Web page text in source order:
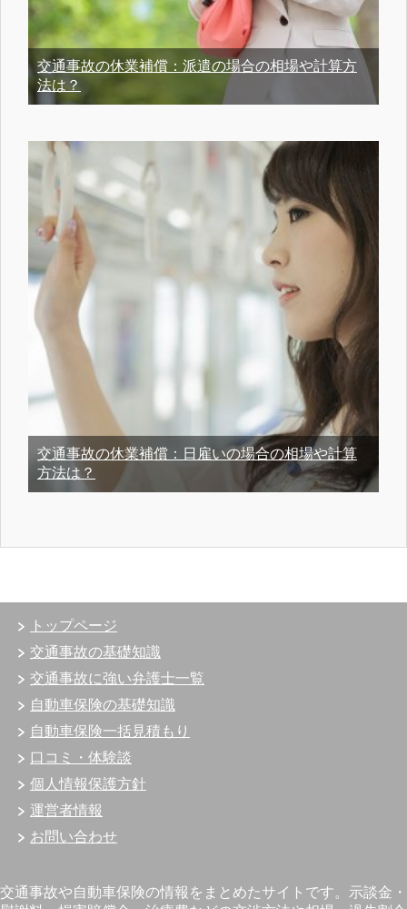
交通事故の休業補償：派遣の場合の相場や計算方
法は？
交通事故の休業補償：日雇いの場合の相場や計算
方法は？
トップページ
交通事故の基礎知識
交通事故に強い弁護士一覧
自動車保険の基礎知識
自動車保険一括見積もり
口コミ・体験談
個人情報保護方針
運営者情報
お問い合わせ
交通事故や自動車保険の情報をまとめたサイトです。示談金・